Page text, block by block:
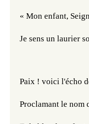
« Mon enfant,
Je sens un laurier
Paix ! voici l'écho
Proclamant le nom